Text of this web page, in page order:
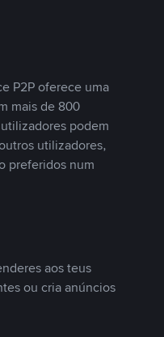
P2P oferece uma
mais de 800
podem
utilizadores,
preferidos num
aos teus
ou cria anúncios